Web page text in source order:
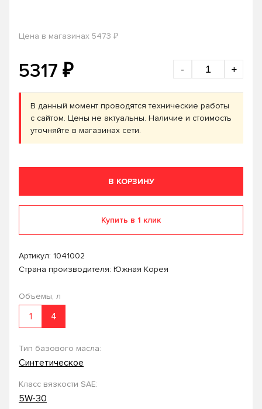
Цена в магазинах 5473 ₽
5317 ₽ - +
В данный момент проводятся технические работы
с сайтом. Цены не актуальны. Наличие и стоимость
уточняйте в магазинах сети.
В КОРЗИНУ
Купить в 1 клик
Артикул: 1041002
Страна производителя: Южная Корея
Объемы, л
1 4
Тип базового масла:
Синтетическое
Класс вязкости SAE:
5W-30